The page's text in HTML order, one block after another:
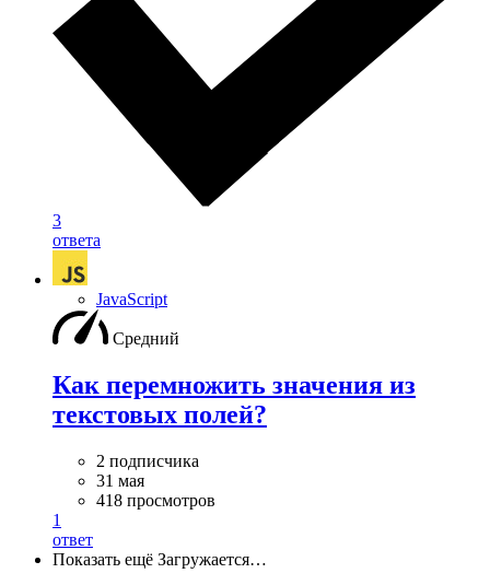
3
ответа
JavaScript
Средний
Как перемножить значения из
текстовых полей?
2 подписчика
31 мая
418 просмотров
1
ответ
Показать ещё Загружается…